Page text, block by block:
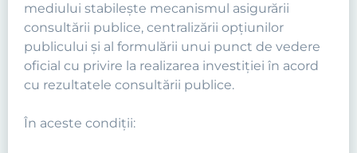
mediului stabileşte mecanismul asigurării
consultării publice, centralizării opţiunilor
publicului şi al formulării unui punct de vedere
oficial cu privire la realizarea investiţiei în acord
cu rezultatele consultării publice.
În aceste condiţii: